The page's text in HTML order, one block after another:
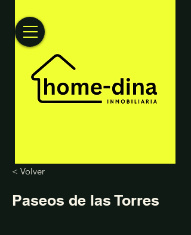
< Volver
Paseos de las Torres